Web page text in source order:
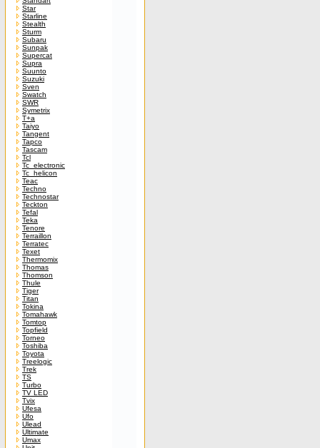
Star
Starline
Stealth
Sturm
Subaru
Sunpak
Supercat
Supra
Suunto
Suzuki
Sven
Swatch
SWR
Symetrix
T+a
Taiyo
Tangent
Tapco
Tascam
Tcl
Tc_electronic
Tc_helicon
Teac
Techno
Technostar
Teckton
Tefal
Teka
Tenore
Terraillon
Terratec
Texet
Thermomix
Thomas
Thomson
Thule
Tiger
Titan
Tokina
Tomahawk
Tomtop
Topfield
Torneo
Toshiba
Toyota
Treelogic
Trek
TS
Turbo
TV LED
Tvix
Ufesa
Ufo
Ulead
Ultimate
Umax